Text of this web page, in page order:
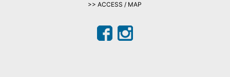
>> ACCESS / MAP